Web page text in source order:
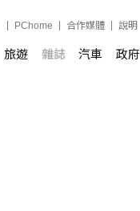
PChome 合作媒體 說明
旅遊 雜誌 汽車 政府